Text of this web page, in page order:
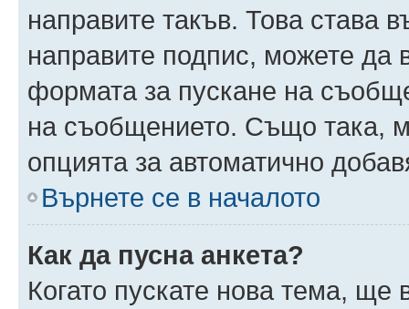
направите такъв. Това
направите подпис, можете да
формата за пускане на
на съобщението. Също така,
опцията за автоматично
Върнете се в началото
Как да пусна анкета?
Когато пускате нова тема,